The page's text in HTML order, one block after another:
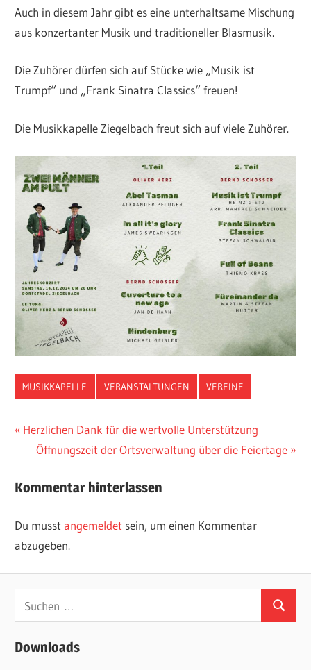
Auch in diesem Jahr gibt es eine unterhaltsame Mischung
aus konzertanter Musik und traditioneller Blasmusik.
Die Zuhörer dürfen sich auf Stücke wie „Musik ist
Trumpf“ und „Frank Sinatra Classics“ freuen!
Die Musikkapelle Ziegelbach freut sich auf viele Zuhörer.
MUSIKKAPELLE VERANSTALTUNGEN VEREINE
Beitragsnavigation
Vorheriger
Beitrag:
Herzlichen Dank für die wertvolle Unterstützung
Nächster
Öffnungszeit der Ortsverwaltung über die Feiertage
Kommentar hinterlassen
Du musstangemeldet sein, um einen Kommentar
abzugeben.
nach:
Suchen
Downloads